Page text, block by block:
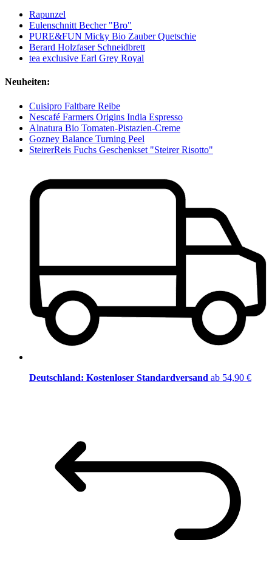
Rapunzel
Eulenschnitt Becher "Bro"
PURE&FUN Micky Bio Zauber Quetschie
Berard Holzfaser Schneidbrett
tea exclusive Earl Grey Royal
Neuheiten:
Cuisipro Faltbare Reibe
Nescafé Farmers Origins India Espresso
Alnatura Bio Tomaten-Pistazien-Creme
Gozney Balance Turning Peel
SteirerReis Fuchs Geschenkset "Steirer Risotto"
Deutschland: Kostenloser Standardversand ab 54,90 €